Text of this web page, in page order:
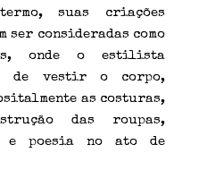
suas criações
ser consideradas como
onde o estilista
de vestir o corpo,
as costuras,
das roupas,
e poesia no ato de